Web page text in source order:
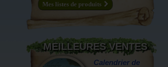
Mes listes de produits
MEILLEURES VENTES
Calendrier de